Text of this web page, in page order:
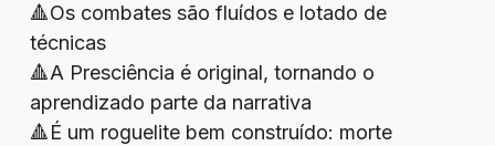
🔺Os combates são fluídos e lotado de
técnicas
🔺A Presciência é original, tornando o
aprendizado parte da narrativa
🔺É um roguelite bem construído: morte